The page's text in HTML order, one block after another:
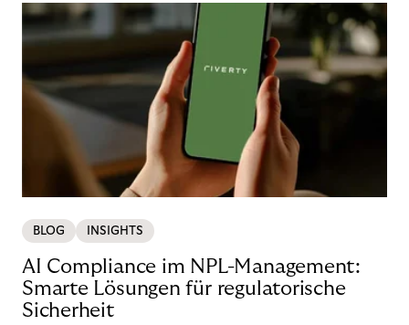
BLOG INSIGHTS
AI Compliance im NPL-Management:
Smarte Lösungen für regulatorische
Sicherheit